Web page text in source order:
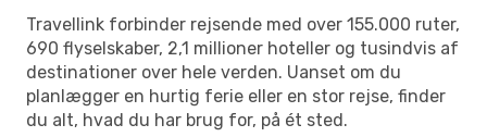
Travellink forbinder rejsende med over 155.000 ruter,
690 flyselskaber, 2,1 millioner hoteller og tusindvis af
destinationer over hele verden. Uanset om du
planlægger en hurtig ferie eller en stor rejse, finder
du alt, hvad du har brug for, på ét sted.